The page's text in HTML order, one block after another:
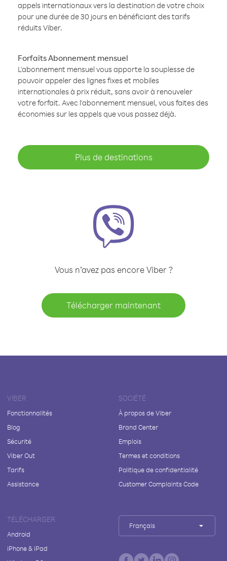
appels internationaux vers la destination de votre choix
pour une durée de 30 jours en bénéficiant des tarifs
réduits Viber.
Forfaits Abonnement mensuel
L'abonnement mensuel vous apporte la souplesse de
pouvoir appeler des lignes fixes et mobiles
internationales à prix réduit, sans avoir à renouveler
votre forfait. Avec l'abonnement mensuel, vous faites des
économies sur les appels que vous passez déjà.
Plus de destinations
Vous n’avez pas encore Viber ?
Télécharger maintenant
VIBER
Fonctionnalités
Blog
Sécurité
Viber Out
Tarifs
Assistance
SOCIÉTÉ
À propos de Viber
Brand Center
Emplois
Termes et conditions
Politique de confidentialité
Customer Complaints Code
TÉLÉCHARGER
Android
iPhone & iPad
Français